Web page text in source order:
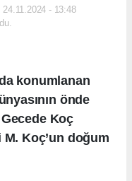
- 13:48
konumlanan
önde
Koç
Koç’un doğum